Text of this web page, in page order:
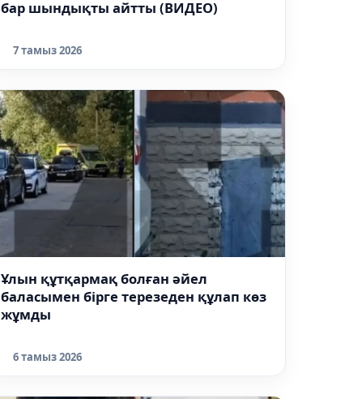
бар шындықты айтты (ВИДЕО)
7 тамыз 2026
Ұлын құтқармақ болған әйел
баласымен бірге терезеден құлап көз
жұмды
6 тамыз 2026